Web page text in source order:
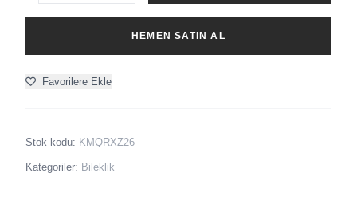
HEMEN SATIN AL
Favorilere Ekle
Stok kodu: KMQRXZ26
Kategoriler: Bileklik